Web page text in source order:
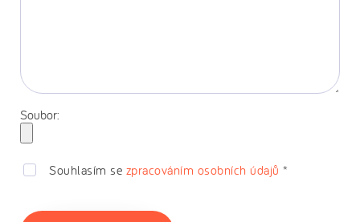
Soubor:
Souhlasím se zpracováním osobních údajů *